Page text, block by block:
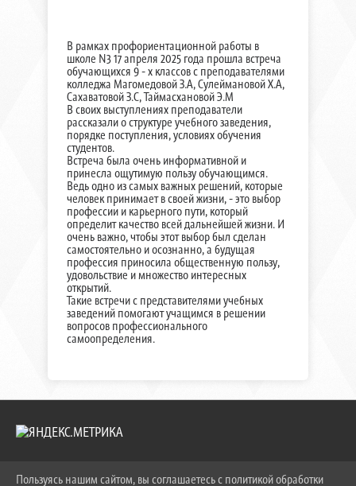
В рамках профориентационной работы в
школе N3 17 апреля 2025 года прошла встреча
обучающихся 9 - х классов с преподавателями
колледжа Магомедовой З.А, Сулеймановой Х.А,
Сахаватовой З.С, Таймасхановой Э.М
В своих выступлениях преподаватели
рассказали о структуре учебного заведения,
порядке поступления, условиях обучения
студентов.
Встреча была очень информативной и
принесла ощутимую пользу обучающимся.
Ведь одно из самых важных решений, которые
человек принимает в своей жизни, - это выбор
профессии и карьерного пути, который
определит качество всей дальнейшей жизни. И
очень важно, чтобы этот выбор был сделан
самостоятельно и осознанно, а будущая
профессия приносила общественную пользу,
удовольствие и множество интересных
открытий.
Такие встречи с представителями учебных
заведений помогают учащимся в решении
вопросов профессионального
самоопределения.
Пользуясь нашим сайтом, вы соглашаетесь с политикой обработки